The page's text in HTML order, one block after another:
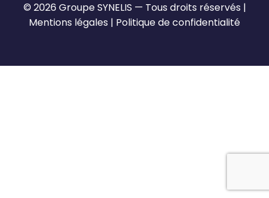
© 2026 Groupe SYNELIS — Tous droits réservés |
Mentions légales | Politique de confidentialité